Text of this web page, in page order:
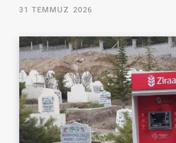
31 TEMMUZ 2026